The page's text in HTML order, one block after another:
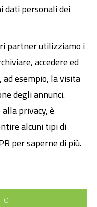
dati personali dei
partner utilizziamo i
accedere ed
esempio, la visita
degli annunci.
privacy, è
alcuni tipi di
per saperne di più.